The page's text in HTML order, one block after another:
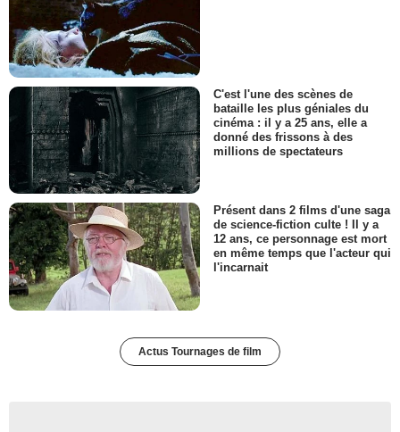
C'est l'une des scènes de
bataille les plus géniales du
cinéma : il y a 25 ans, elle a
donné des frissons à des
millions de spectateurs
Présent dans 2 films d'une saga
de science-fiction culte ! Il y a
12 ans, ce personnage est mort
en même temps que l'acteur qui
l'incarnait
Actus Tournages de film